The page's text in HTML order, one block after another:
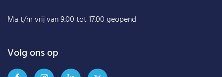
Ma t/m vrij van 9.00 tot 17.00 geopend
Volg ons op